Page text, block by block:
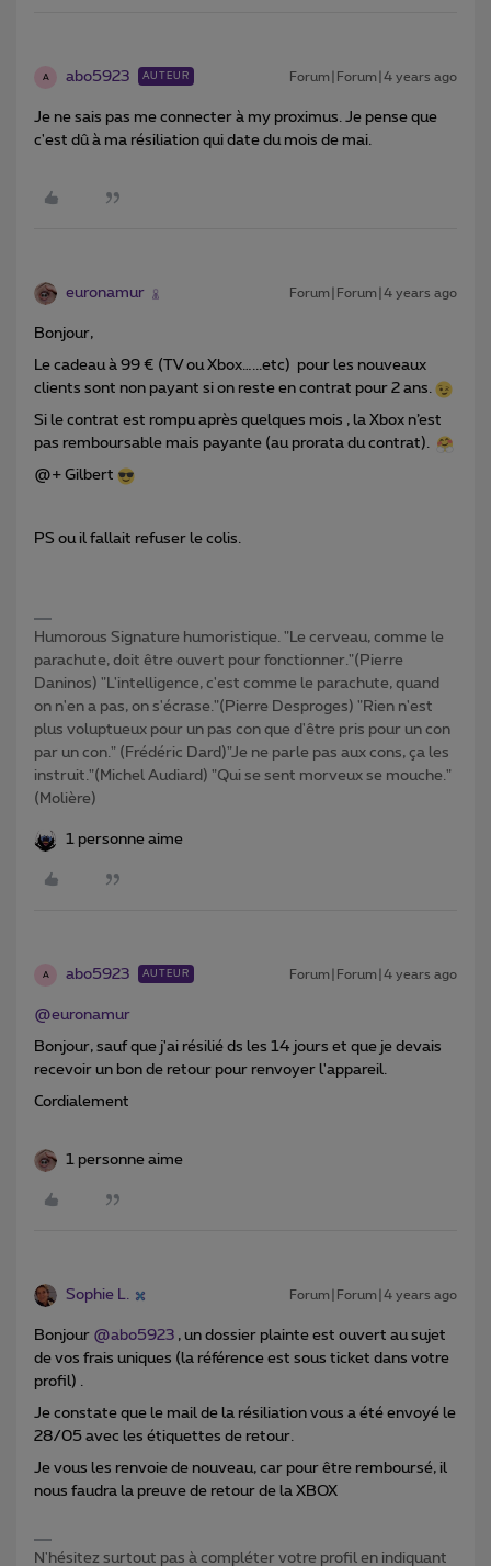
A abo5923 AUTEUR Forum|Forum|4 years ago
Je ne sais pas me connecter à my proximus. Je pense que
c'est dû à ma résiliation qui date du mois de mai.
euronamur Forum|Forum|4 years ago
Bonjour,
Le cadeau à 99 € (TV ou Xbox…...etc) pour les nouveaux
clients sont non payant si on reste en contrat pour 2 ans.
Si le contrat est rompu après quelques mois , la Xbox n’est
pas remboursable mais payante (au prorata du contrat).
@+ Gilbert
PS ou il fallait refuser le colis.
Humorous Signature humoristique. "Le cerveau, comme le
parachute, doit être ouvert pour fonctionner."(Pierre
Daninos) "L'intelligence, c'est comme le parachute, quand
on n'en a pas, on s'écrase."(Pierre Desproges) "Rien n'est
plus voluptueux pour un pas con que d'être pris pour un con
par un con." (Frédéric Dard)"Je ne parle pas aux cons, ça les
instruit."(Michel Audiard) "Qui se sent morveux se mouche."
(Molière)
1 personne aime
A abo5923 AUTEUR Forum|Forum|4 years ago
@euronamur
Bonjour, sauf que j'ai résilié ds les 14 jours et que je devais
recevoir un bon de retour pour renvoyer l'appareil.
Cordialement
1 personne aime
Sophie L. Forum|Forum|4 years ago
Bonjour @abo5923 , un dossier plainte est ouvert au sujet
de vos frais uniques (la référence est sous ticket dans votre
profil) .
Je constate que le mail de la résiliation vous a été envoyé le
28/05 avec les étiquettes de retour.
Je vous les renvoie de nouveau, car pour être remboursé, il
nous faudra la preuve de retour de la XBOX
N'hésitez surtout pas à compléter votre profil en indiquant